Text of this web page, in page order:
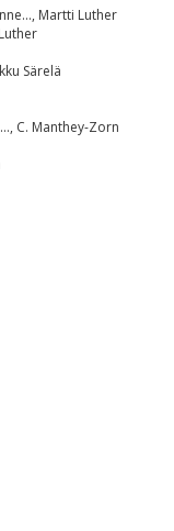
Martti Luther
Särelä
C. Manthey-Zorn